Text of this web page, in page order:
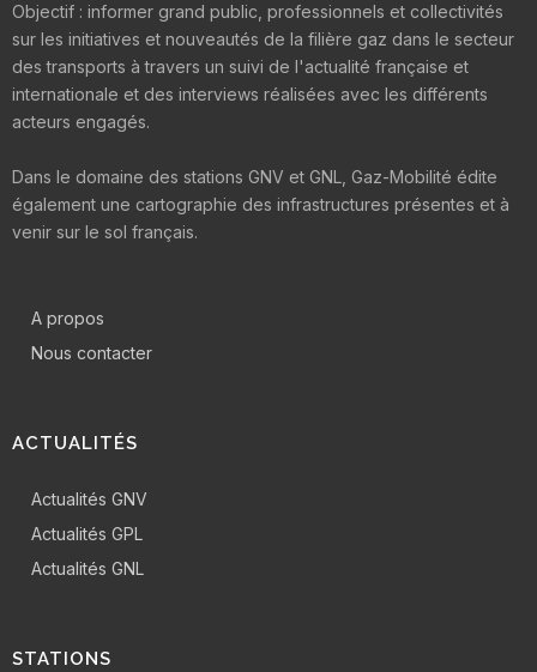
Objectif : informer grand public, professionnels et collectivités
sur les initiatives et nouveautés de la filière gaz dans le secteur
des transports à travers un suivi de l'actualité française et
internationale et des interviews réalisées avec les différents
acteurs engagés.
Dans le domaine des stations GNV et GNL, Gaz-Mobilité édite
également une cartographie des infrastructures présentes et à
venir sur le sol français.
A propos
Nous contacter
ACTUALITÉS
Actualités GNV
Actualités GPL
Actualités GNL
STATIONS